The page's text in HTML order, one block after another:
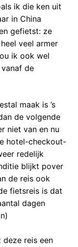
ik die ken uit
in China
gefietst: ze
veel armer
ik ook wel
de
maak is ’s
de volgende
niet van en nu
hotel-checkout-
redelijk
blijkt pover
de reis ook
fietsreis is dat
dagen
reis een